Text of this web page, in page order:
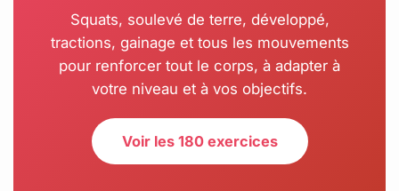
Squats, soulevé de terre, développé,
tractions, gainage et tous les mouvements
pour renforcer tout le corps, à adapter à
votre niveau et à vos objectifs.
Voir les 180 exercices